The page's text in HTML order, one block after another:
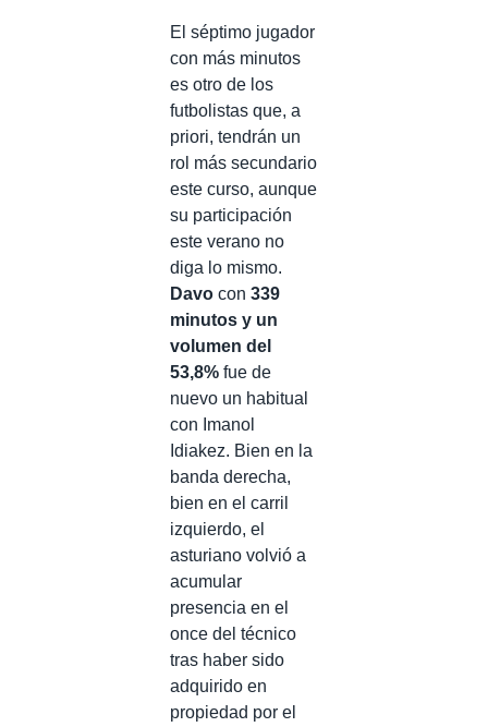
El séptimo jugador
con más minutos
es otro de los
futbolistas que, a
priori, tendrán un
rol más secundario
este curso, aunque
su participación
este verano no
diga lo mismo.
Davo con 339
minutos y un
volumen del
53,8% fue de
nuevo un habitual
con Imanol
Idiakez. Bien en la
banda derecha,
bien en el carril
izquierdo, el
asturiano volvió a
acumular
presencia en el
once del técnico
tras haber sido
adquirido en
propiedad por el